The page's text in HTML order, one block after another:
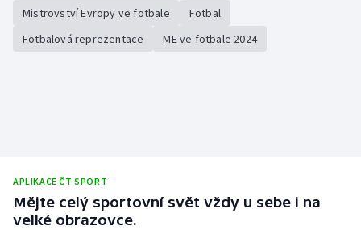
Mistrovství Evropy ve fotbale
Fotbal
Fotbalová reprezentace
ME ve fotbale 2024
APLIKACE ČT SPORT
Mějte celý sportovní svět vždy u sebe i na
velké obrazovce.